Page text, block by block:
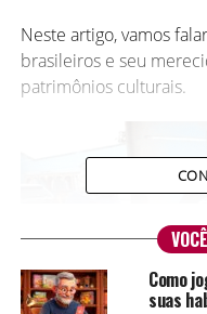
Neste artigo, vamos
brasileiros e seu
patrimônios culturais.
Como
suas